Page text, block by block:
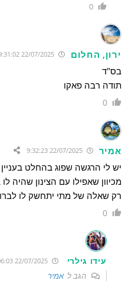
0
ירון, החלום 22/07/2025 9:31:02
בס"ד
תודה רבה פאקו
0
אמיר 22/07/2025 9:32:23
יש לי הרגשה שפוג בהחלט
מכיוון שאפילו עם הצינון שהיה
רק שאלה של מתי יתחשק לו
0
עידו גילרי 22/07/2025 10:06:03
הגב לאמיר